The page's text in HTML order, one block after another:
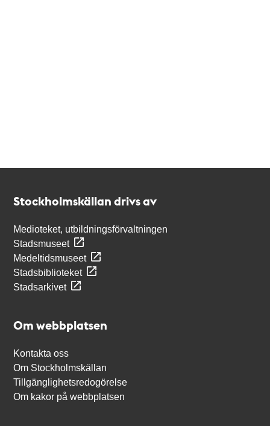
Stockholmskällan drivs av
Medioteket, utbildningsförvaltningen
Stadsmuseet
Medeltidsmuseet
Stadsbiblioteket
Stadsarkivet
Om webbplatsen
Kontakta oss
Om Stockholmskällan
Tillgänglighetsredogörelse
Om kakor på webbplatsen